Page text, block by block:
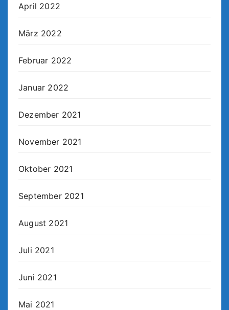
April 2022
März 2022
Februar 2022
Januar 2022
Dezember 2021
November 2021
Oktober 2021
September 2021
August 2021
Juli 2021
Juni 2021
Mai 2021